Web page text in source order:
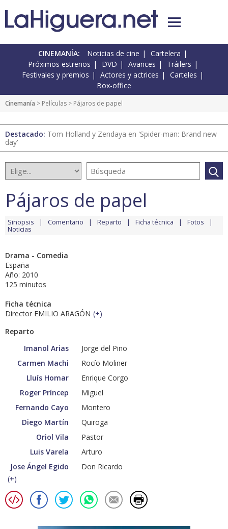
CINEMANÍA: Noticias de cine
Cartelera
Próximos estrenos
DVD Avances
Tráilers
Festivales y premios
Actores y actrices
Carteles
Box-office
Cinemanía > Películas > Pájaros de papel
Destacado: Tom Holland y Zendaya en 'Spider-man: Brand new
day'
Pájaros de papel
Sinopsis Comentario Reparto Ficha técnica Fotos
Noticias
Drama - Comedia
España
Año: 2010
125 minutos
Ficha técnica
Director EMILIO ARAGÓN (+)
Reparto
Imanol Arias
Jorge del Pino
Carmen Machi
Rocío Moliner
Lluís Homar
Enrique Corgo
Roger Príncep
Miguel
Fernando Cayo
Montero
Diego Martín
Quiroga
Oriol Vila
Pastor
Luis Varela
Arturo
Jose Ángel Egido
Don Ricardo
(+)